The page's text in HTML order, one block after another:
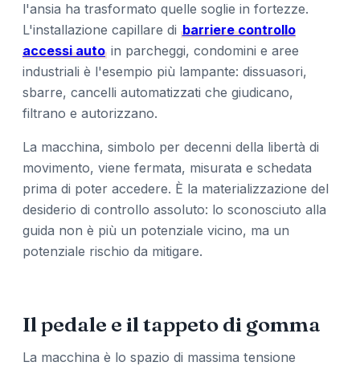
l'ansia ha trasformato quelle soglie in fortezze.
L'installazione capillare di barriere controllo
accessi autoin parcheggi, condomini e aree
industriali è l'esempio più lampante: dissuasori,
sbarre, cancelli automatizzati che giudicano,
filtrano e autorizzano.
La macchina, simbolo per decenni della libertà di
movimento, viene fermata, misurata e schedata
prima di poter accedere. È la materializzazione del
desiderio di controllo assoluto: lo sconosciuto alla
guida non è più un potenziale vicino, ma un
potenziale rischio da mitigare.
Il pedale e il tappeto di gomma
La macchina è lo spazio di massima tensione